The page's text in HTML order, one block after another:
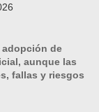
adopción de
aunque las
fallas y riesgos